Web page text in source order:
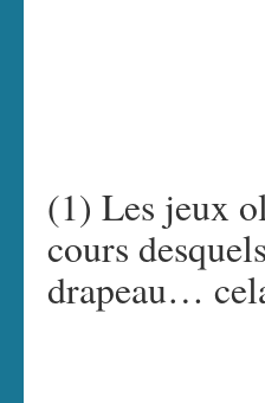
(1) Les jeux
cours
drapeau…